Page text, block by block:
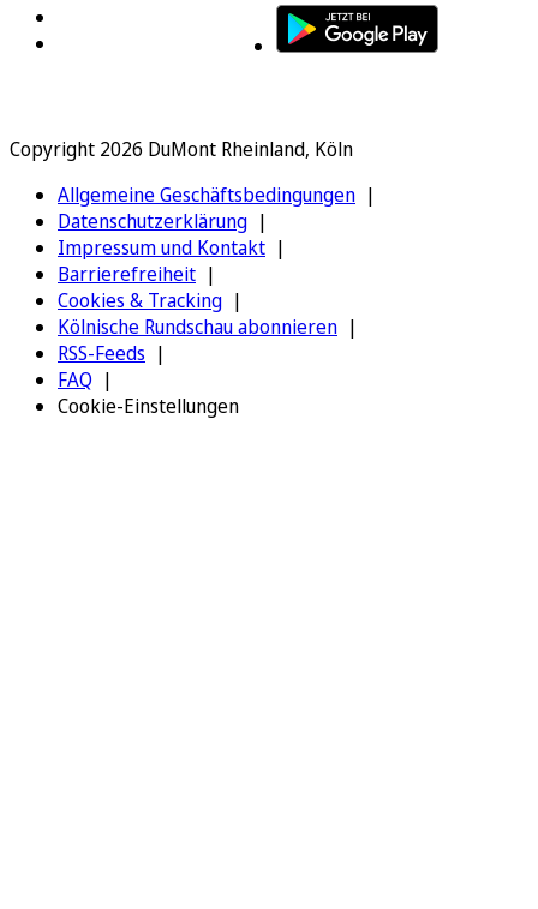
Copyright 2026 DuMont Rheinland, Köln
Allgemeine Geschäftsbedingungen
Datenschutzerklärung
Impressum und Kontakt
Barrierefreiheit
Cookies & Tracking
Kölnische Rundschau abonnieren
RSS-Feeds
FAQ
Cookie-Einstellungen